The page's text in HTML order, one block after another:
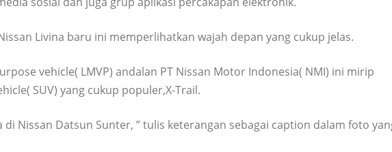
Livina baru ini memperlihatkan wajah depan yang cukup jelas.
vehicle( LMVP) andalan PT Nissan Motor Indonesia( NMI) ini mirip
SUV) yang cukup populer,X-Trail.
di Nissan Datsun Sunter, ” tulis keterangan sebagai caption dalam foto